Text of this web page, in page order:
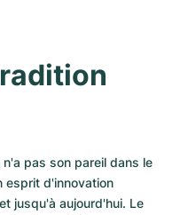
n'a pas son pareil dans le
esprit d'innovation
jusqu'à aujourd'hui. Le